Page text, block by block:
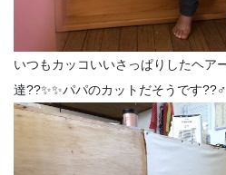
いつもカッコいいさっぱりしたヘア
達??✨✨パパのカットだそうです